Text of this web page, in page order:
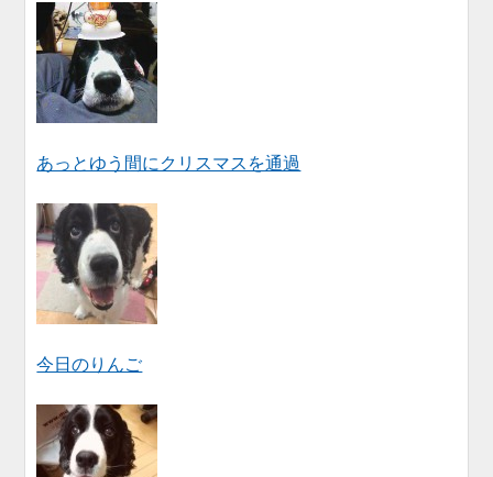
あっとゆう間にクリスマスを通過
今日のりんご